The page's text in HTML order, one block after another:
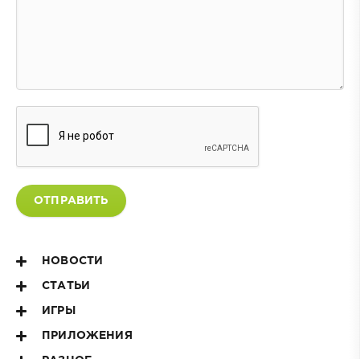
ОТПРАВИТЬ
НОВОСТИ
СТАТЬИ
ИГРЫ
ПРИЛОЖЕНИЯ